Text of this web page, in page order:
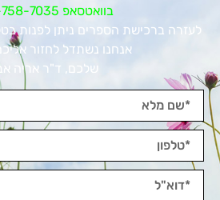
בוואטסאפ 053-758-7035
לעזרה ברכישת הספרים ניתן לפנות
אנחנו נשתדל לחזור
שלכם, ד"ר אריה